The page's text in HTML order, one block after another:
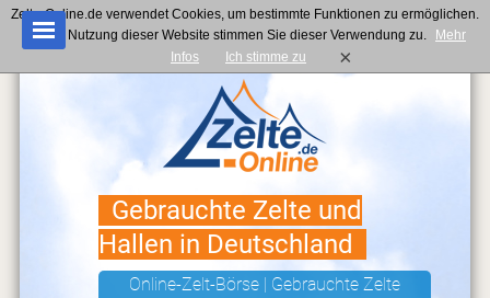
Gebrauchte Zelte und
Hallen in Deutschland
Online-Zelt-Börse | Gebrauchte Zelte
Zelte-Online.de verwendet Cookies, um bestimmte Funktionen zu ermöglichen.
Mit der Nutzung dieser Website stimmen Sie dieser Verwendung zu.
Mehr
Infos
Ich stimme zu ×